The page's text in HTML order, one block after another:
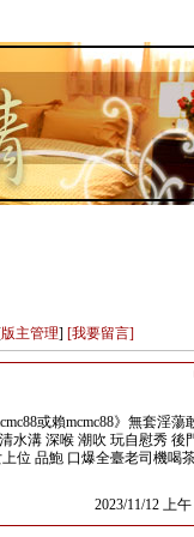
版主管理] [我要留言]
或賴mcmc88》無套淫蕩
水溝 深喉 潮吹 玩自慰秀 後
位 品鮑 口爆全臺老司機喝
2023/11/12 上午